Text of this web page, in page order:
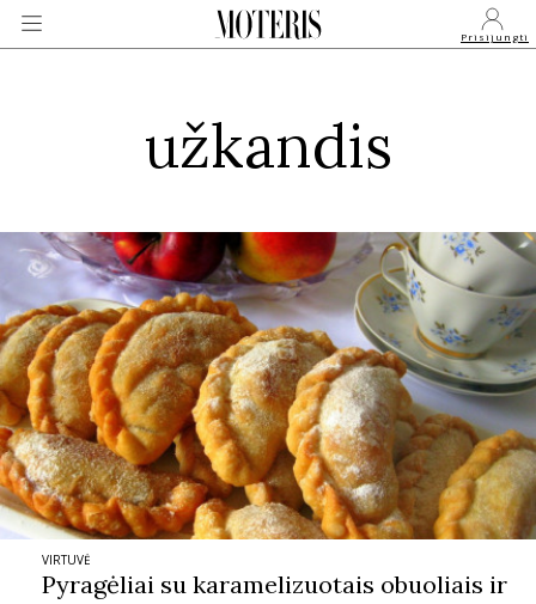
Prisijungti
MONARCHIJA
MADA
GROŽIS
SVEIKATA
APIE MANE
PSICHOLOGIJA
užkandis
VIRTUVĖ
Pyragėliai su karamelizuotais obuoliais ir